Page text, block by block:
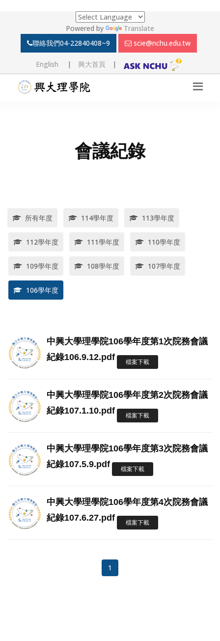
Powered by
Translate
聯絡我們04-22840408~9 scie@nchu.edu.tw
English | 興大首頁|
會議紀錄
所有年度 114學年度 113學年度
112學年度 111學年度 110學年度
109學年度 108學年度 107學年度
106學年度
中興大學理學院106學年度第1次院務會議
紀錄106.9.12.pdf
檔案下載
中興大學理學院106學年度第2次院務會議
紀錄107.1.10.pdf
檔案下載
中興大學理學院106學年度第3次院務會議
紀錄107.5.9.pdf
檔案下載
中興大學理學院106學年度第4次院務會議
紀錄107.6.27.pdf
檔案下載
1